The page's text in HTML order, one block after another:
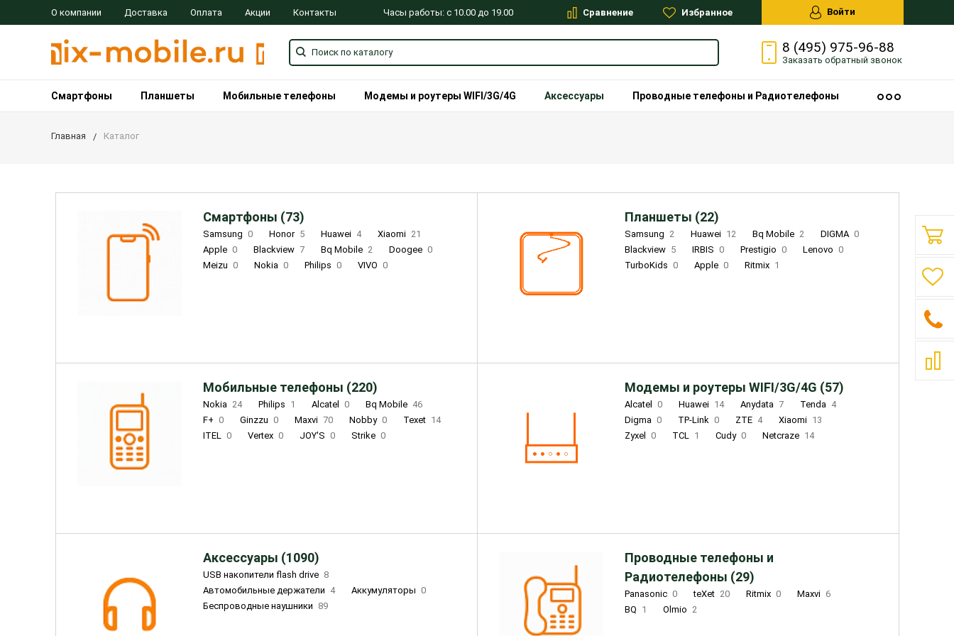
О компании Доставка Оплата Акции Контакты Часы работы: с 10.00 до 19.00 Сравнение Избранное Войти
8 (495) 975-96-88
Заказать обратный звонок
Смартфоны Планшеты Мобильные телефоны Модемы и роутеры WIFI/3G/4G Аксессуары Проводные телефоны и Радиотелефоны
Главная Каталог
Смартфоны (73)
Samsung 0 Honor 5 Huawei 4 Xiaomi 21
Apple 0 Blackview 7 Bq Mobile 2 Doogee 0
Meizu 0 Nokia 0 Philips 0 VIVO 0
Планшеты (22)
Samsung 2 Huawei 12 Bq Mobile 2 DIGMA 0
Blackview 5 IRBIS 0 Prestigio 0 Lenovo 0
TurboKids 0 Apple 0 Ritmix 1
Мобильные телефоны (220)
Nokia 24 Philips 1 Alcatel 0 Bq Mobile 46
F+ 0 Ginzzu 0 Maxvi 70 Nobby 0 Texet 14
ITEL 0 Vertex 0 JOY'S 0 Strike 0
Модемы и роутеры WIFI/3G/4G (57)
Alcatel 0 Huawei 14 Anydata 7 Tenda 4
Digma 0 TP-Link 0 ZTE 4 Xiaomi 13
Zyxel
0 TCL 1 Cudy 0 Netcraze 14
Аксессуары (1090)
USB накопители flash drive 8
Автомобильные держатели 4 Аккумуляторы 0
Беспроводные наушники 89
Проводные телефоны и
Радиотелефоны (29)
Panasonic 0 teXet 20 Ritmix 0 Maxvi 6
BQ 1 Olmio 2